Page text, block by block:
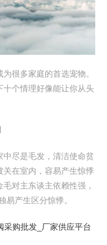
很多家庭的首选宠物。
个情理好像能让你从头
尽是毛发，清洁使命贫
在室内，容易产生惊悸
毛对主东谈主依赖性强，
易产生区分惊悸。
采购批发_厂家供应平台